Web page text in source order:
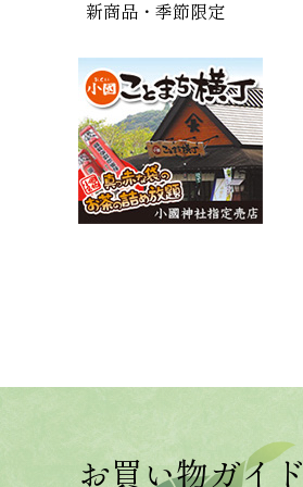
新商品・季節限定
お買い物ガイド